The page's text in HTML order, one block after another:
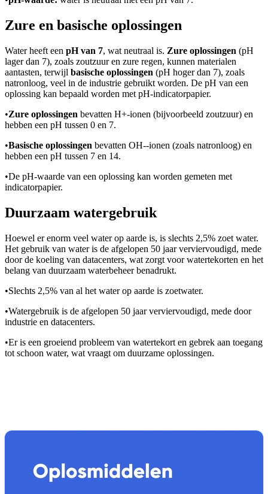
Zure en basische oplossingen
Water heeft een pH van 7, wat neutraal is. Zure oplossingen (pH
lager dan 7), zoals zoutzuur en zure regen, kunnen materialen
aantasten, terwijl basische oplossingen (pH hoger dan 7), zoals
natronloog, veel in de industrie gebruikt worden. De pH van een
oplossing kan bepaald worden met pH-indicatorpapier.
•Zure oplossingen bevatten H+-ionen (bijvoorbeeld zoutzuur) en
hebben een pH tussen 0 en 7.
•Basische oplossingen bevatten OH--ionen (zoals natronloog) en
hebben een pH tussen 7 en 14.
•De pH-waarde van een oplossing kan worden gemeten met
indicatorpapier.
Duurzaam watergebruik
Hoewel er enorm veel water op aarde is, is slechts 2,5% zoet water.
Het gebruik van water is de afgelopen 50 jaar verviervoudigd, mede
door de koeling van datacenters, wat zorgt voor watertekorten en het
belang van duurzaam waterbeheer benadrukt.
•Slechts 2,5% van al het water op aarde is zoetwater.
•Watergebruik is de afgelopen 50 jaar verviervoudigd, mede door
industrie en datacenters.
•Er is een groeiend probleem van watertekort en gebrek aan toegang
tot schoon water, wat vraagt om duurzame oplossingen.